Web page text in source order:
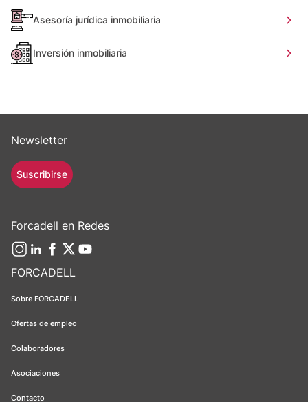
Asesoría jurídica inmobiliaria
Inversión inmobiliaria
FORCADELL
Sobre FORCADELL
Ofertas de empleo
Colaboradores
Asociaciones
Contacto
Newsletter
Suscribirse
Forcadell en Redes